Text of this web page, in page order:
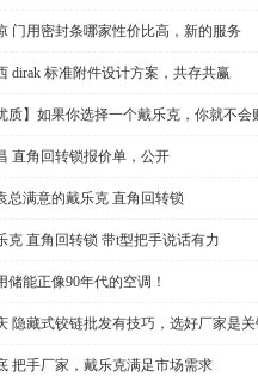
门用密封条哪家性价比高，新的服务
dirak 标准附件设计方案，共存共赢
质】如果你选择一个戴乐克，你就不
直角回转锁报价单，公开
总满意的戴乐克 直角回转锁
克 直角回转锁 带t型把手说话有力
储能正像90年代的空调！
隐藏式铰链批发有技巧，选好厂家是
把手厂家，戴乐克满足市场需求